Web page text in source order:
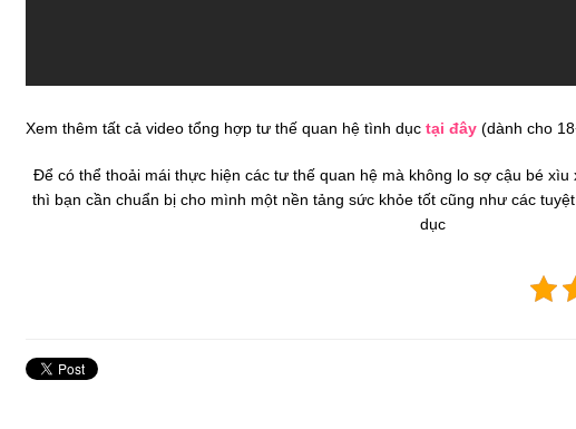
Xem thêm tất cả video tổng hợp tư thế quan hệ tình dục tại đây (dành cho
Để có thể thoải mái thực hiện các tư thế quan hệ mà không lo sợ cậu bé xìu
thì bạn cần chuẩn bị cho mình một nền tảng sức khỏe tốt cũng như các
dục